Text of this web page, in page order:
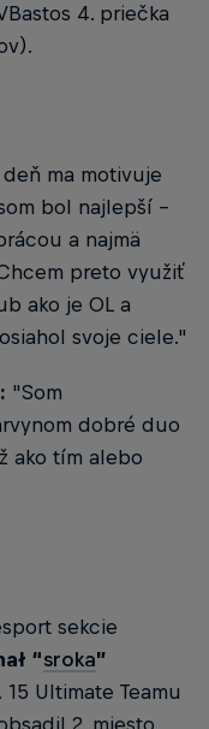
4. priečka
ma motivuje
bol najlepší -
a najmä
preto využiť
ako je OL a
svoje ciele."
"Som
dobré duo
ako tím alebo
sekcie
“sroka”
15 Ultimate Teamu
2. miesto.